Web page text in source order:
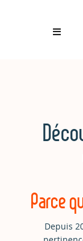
Parce
Depuis